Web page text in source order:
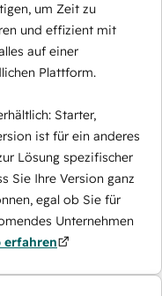
um Zeit zu
und effizient mit
auf einer
Plattform.
Starter,
ist für ein anderes
Lösung spezifischer
Sie Ihre Version ganz
egal ob Sie für
Unternehmen
erfahren